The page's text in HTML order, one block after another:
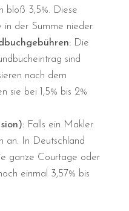
bloß 3,5%. Diese
in der Summe nieder.
Die
sind
nach dem
sie bei 1,5% bis 2%
Falls ein Makler
an. In Deutschland
ganze Courtage oder
einmal 3,57% bis